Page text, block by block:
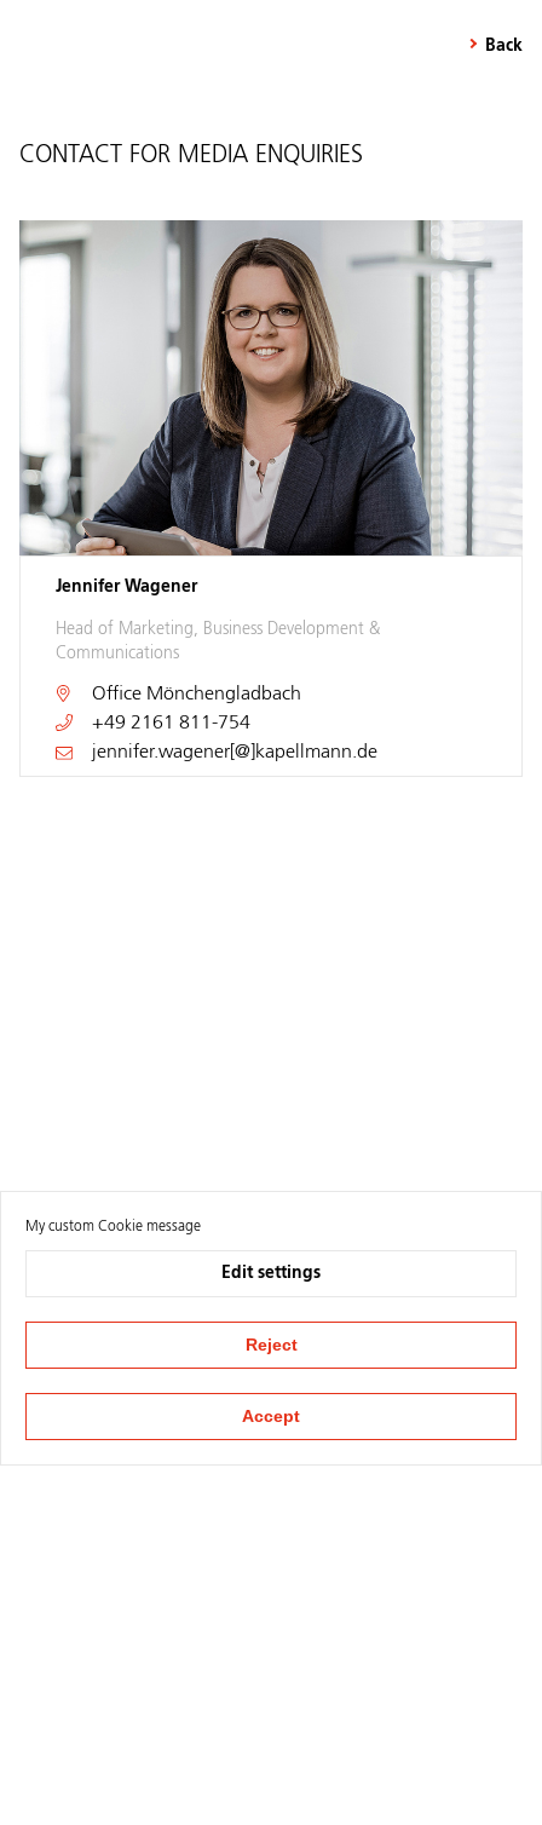
Back
CONTACT FOR MEDIA ENQUIRIES
Jennifer Wagener
Head of Marketing, Business Development &
Communications
Office Mönchengladbach
+49 2161 811-754
jennifer.wagener[@]kapellmann.de
My custom Cookie message
Edit settings
Reject
Accept